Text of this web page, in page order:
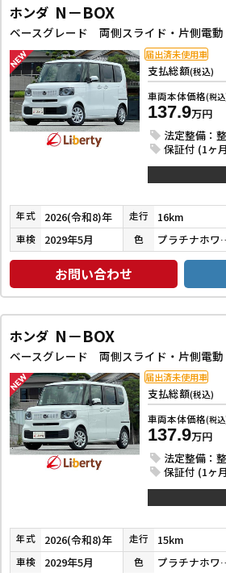
ホンダ N－BOX
支払総額(税込)
車両本体価格(税
137.9万円
法定整備：
保証付 (1ヶ
届出済未使用車
年式 2026(令和8)年 走行 16km
車検 2029年5月 色 プラチ
お問い合わせ
ホンダ N－BOX
支払総額(税込)
車両本体価格(税
137.9万円
法定整備：
保証付 (1ヶ
届出済未使用車
年式 2026(令和8)年 走行 15km
車検 2029年5月 色 プラチ